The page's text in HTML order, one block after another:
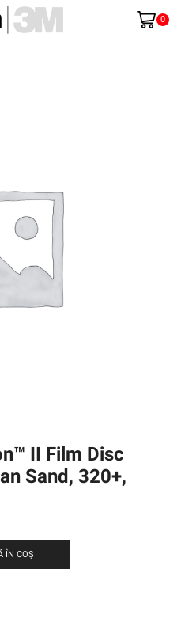
0
II Film Disc
Sand, 320+,
ÎN COȘ